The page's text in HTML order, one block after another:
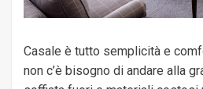
Casale è tutto semplicità e
non c’è bisogno di andare alla